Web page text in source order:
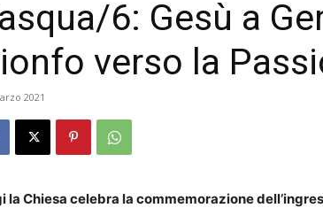
6: Gesù a
verso la
2021
la Chiesa celebra la commemorazione